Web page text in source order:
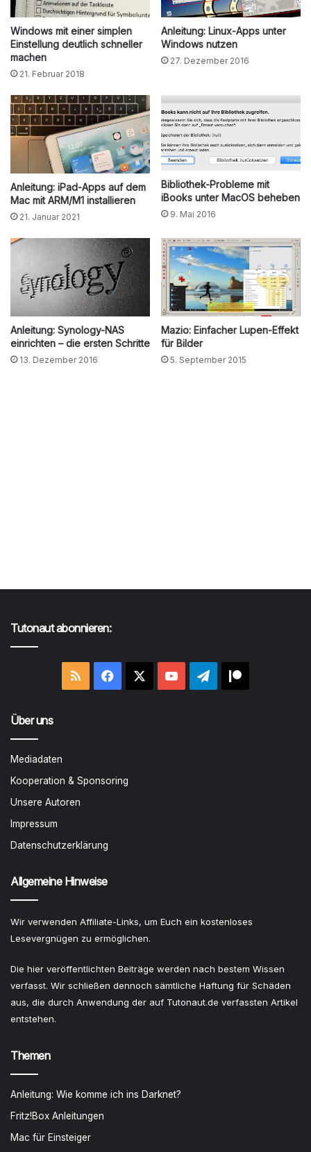
Windows mit einer simplen
Einstellung deutlich schneller
machen
21. Februar 2018
Anleitung: Linux-Apps unter
Windows nutzen
27. Dezember 2016
Anleitung: iPad-Apps auf dem
Mac mit ARM/M1 installieren
21. Januar 2021
Bibliothek-Probleme mit
iBooks unter MacOS beheben
9. Mai 2016
Anleitung: Synology-NAS
einrichten – die ersten Schritte
13. Dezember 2016
Mazio: Einfacher Lupen-Effekt
für Bilder
5. September 2015
Tutonaut abonnieren:
RSS Facebook YouTubeTelegram
Über uns
Mediadaten
Kooperation & Sponsoring
Unsere Autoren
Impressum
Datenschutzerklärung
Allgemeine Hinweise
Wir verwenden Affiliate-Links, um Euch ein kostenloses
Lesevergnügen zu ermöglichen.
Die hier veröffentlichten Beiträge werden nach bestem Wissen
verfasst. Wir schließen dennoch sämtliche Haftung für Schäden
aus, die durch Anwendung der auf Tutonaut.de verfassten Artikel
entstehen.
Themen
Anleitung: Wie komme ich ins Darknet?
Fritz!Box Anleitungen
Mac für Einsteiger